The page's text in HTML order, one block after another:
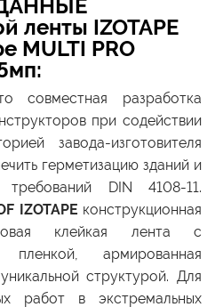
ленты IZOTAPE
MULTI PRO
совместная разработка
при содействии
завода-изготовителя
герметизацию зданий и
DIN 4108-11.
IZOTAPE конструкционная
клейкая лента с
армированная
структурой. Для
работ в экстремальных